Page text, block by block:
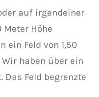
auf irgendeiner
Meter Höhe
ein Feld von 1,50
haben über ein
Das Feld begrenzte